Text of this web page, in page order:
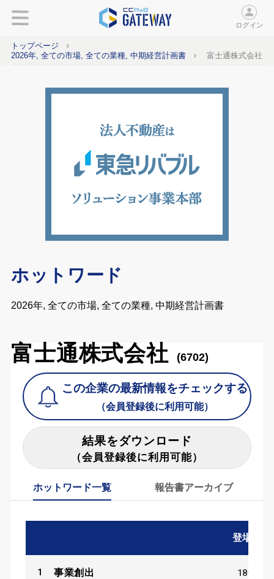
ログイン
トップページ
2026年, 全ての市場, 全ての業種, 中期経営計画書
富士通株式会社
ホットワード
2026年, 全ての市場, 全ての業種, 中期経営計画書
富士通株式会社 (6702)
この企業の最新情報をチェックする
（会員登録後に利用可能）
結果をダウンロード
（会員登録後に利用可能）
ホットワード一覧 報告書アーカイブ
登場数
1 事業創出 18件